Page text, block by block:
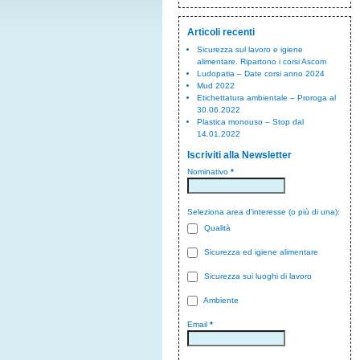
Articoli recenti
Sicurezza sul lavoro e igiene
alimentare. Ripartono i corsi Ascom
Ludopatia – Date corsi anno 2024
Mud 2022
Etichettatura ambientale – Proroga al
30.06.2022
Plastica monouso – Stop dal
14.01.2022
Iscriviti alla Newsletter
Nominativo *
Seleziona area d'interesse (o più di una):
Qualità
Sicurezza ed igiene alimentare
Sicurezza sui luoghi di lavoro
Ambiente
Email *